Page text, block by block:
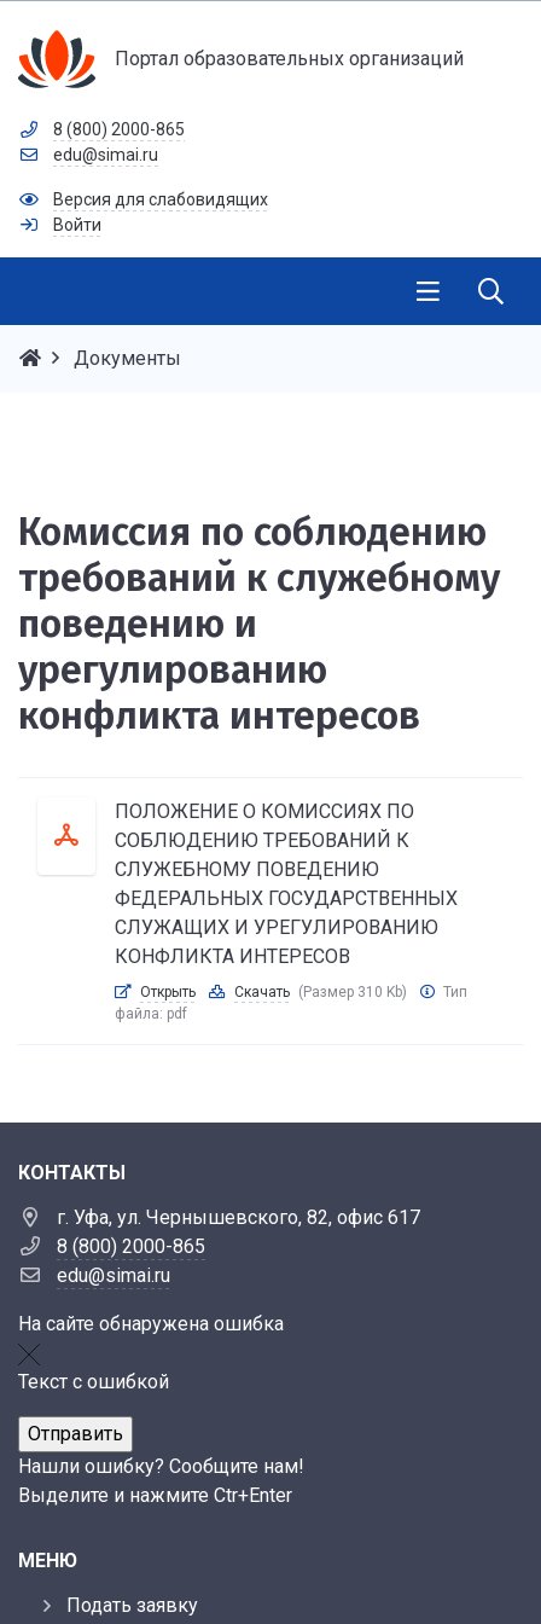
Портал образовательных организаций
8 (800) 2000-865
edu@simai.ru
Версия для слабовидящих
Войти
Документы
Комиссия по соблюдению
требований к служебному
поведению и
урегулированию
конфликта интересов
ПОЛОЖЕНИЕ О КОМИССИЯХ ПО
СОБЛЮДЕНИЮ ТРЕБОВАНИЙ К
СЛУЖЕБНОМУ ПОВЕДЕНИЮ
ФЕДЕРАЛЬНЫХ ГОСУДАРСТВЕННЫХ
СЛУЖАЩИХ И УРЕГУЛИРОВАНИЮ
КОНФЛИКТА ИНТЕРЕСОВ
Открыть Скачать (Размер 310 Kb)
Тип
файла: pdf
КОНТАКТЫ
г. Уфа, ул. Чернышевского, 82, офис 617
8 (800) 2000-865
edu@simai.ru
На сайте обнаружена ошибка
Текст с ошибкой
Нашли ошибку? Сообщите нам!
Выделите и нажмите Ctr+Enter
МЕНЮ
Подать заявку